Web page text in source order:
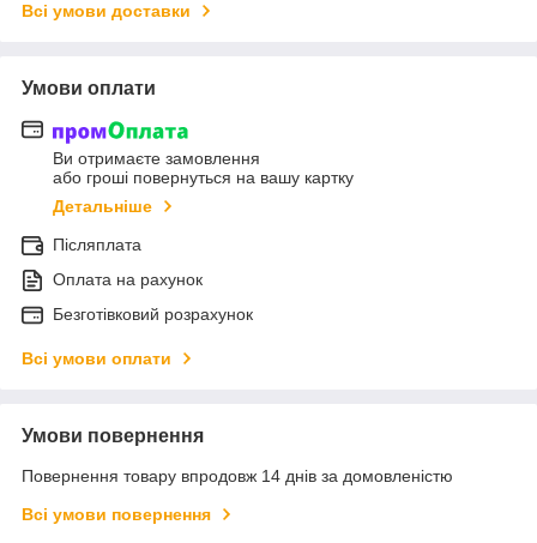
Всі умови доставки
Умови оплати
Ви отримаєте замовлення
або гроші повернуться на вашу картку
Детальніше
Післяплата
Оплата на рахунок
Безготівковий розрахунок
Всі умови оплати
Умови повернення
Повернення товару впродовж 14 днів за домовленістю
Всі умови повернення